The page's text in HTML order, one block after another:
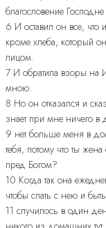
благословение
6 И оставил он все,
кроме хлеба, который
лицом.
7 И обратила взоры на
мною.
8 Но он отказался и
знает при мне ничего в
9 нет больше меня в
тебя, потому что ты
пред Богом?
10 Когда так она
чтобы спать с нею и
11 случилось в один